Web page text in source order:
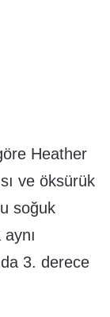
Heather
ve öksürük
soğuk
3. derece